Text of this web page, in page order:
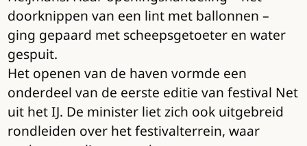
doorknippen van een lint met ballonnen –
ging gepaard met scheepsgetoeter en water
gespuit.
Het openen van de haven vormde een
onderdeel van de eerste editie van festival Net
uit het IJ. De minister liet zich ook uitgebreid
rondleiden over het festivalterrein, waar